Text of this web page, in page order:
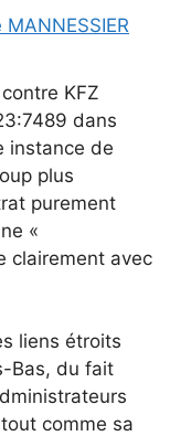
KFZ
dans
instance de
plus
purement
«
clairement avec
liens étroits
Bas, du fait
comme sa